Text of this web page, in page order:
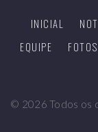
INICIAL
EQUIPE
FOTOS
© 2026 Todos os